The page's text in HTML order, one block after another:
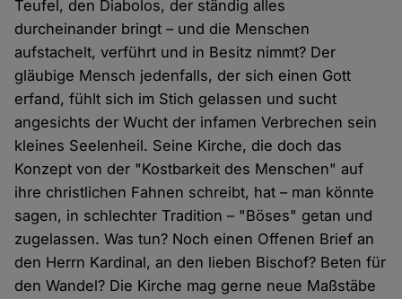
Teufel, den Diabolos, der ständig alles
durcheinander bringt – und die Menschen
aufstachelt, verführt und in Besitz nimmt? Der
gläubige Mensch jedenfalls, der sich einen Gott
erfand, fühlt sich im Stich gelassen und sucht
angesichts der Wucht der infamen Verbrechen sein
kleines Seelenheil. Seine Kirche, die doch das
Konzept von der "Kostbarkeit des Menschen" auf
ihre christlichen Fahnen schreibt, hat – man könnte
sagen, in schlechter Tradition – "Böses" getan und
zugelassen. Was tun? Noch einen Offenen Brief an
den Herrn Kardinal, an den lieben Bischof? Beten für
den Wandel? Die Kirche mag gerne neue Maßstäbe